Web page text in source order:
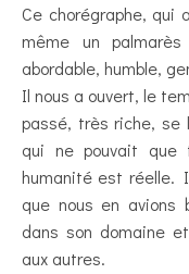
Ce chorégraphe, qui
même un
abordable, humble,
Il nous a ouvert, le
passé, très riche, se
qui ne pouvait que
humanité est réelle.
que nous en avions
dans son domaine
aux autres.